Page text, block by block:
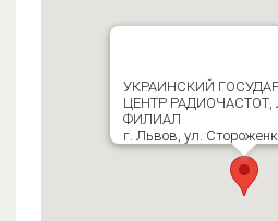
УКРАИНСКИЙ
ЦЕНТР
ФИЛИАЛ
г. Львов, ул.